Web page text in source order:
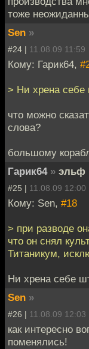
тоже
Sen »
#24 | 11.08.09 11:59
Кому: Гарик64,
> Ни хрена
что можно
слова?
большому
Гарик64 » эльф
#25 | 11.08.09 12:00
Кому: Sen, #18
> при разводе
что он снял
Титаникум,
Ни хрена себе
Sen »
#26 | 11.08.09 12:03
как интересно
поменялись!